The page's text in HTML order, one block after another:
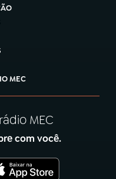
MEC
MEC
com você.